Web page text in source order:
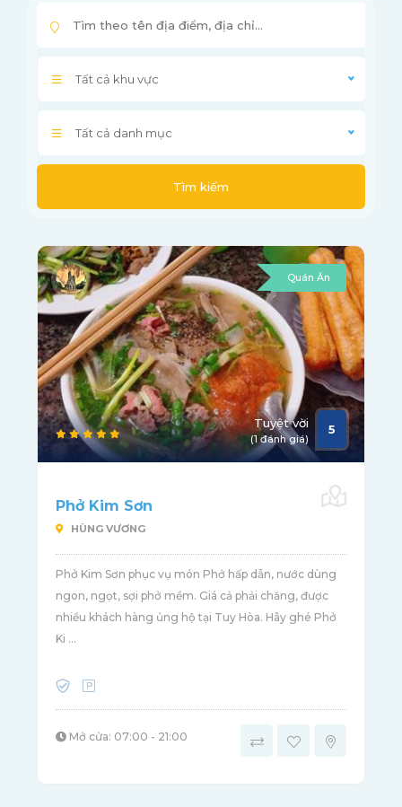
Tất cả khu vực
Tất cả danh mục
Tìm kiếm
Quán Ăn
Tuyệt vời
(1 đánh giá)
5
Phở Kim Sơn
HÙNG VƯƠNG
Phở Kim Sơn phục vụ món Phở hấp dẫn, nước dùng
ngon, ngọt, sợi phở mềm. Giá cả phải chăng, được
nhiều khách hàng ủng hộ tại Tuy Hòa. Hãy ghé Phở
Ki ...
Mở cửa: 07:00 - 21:00